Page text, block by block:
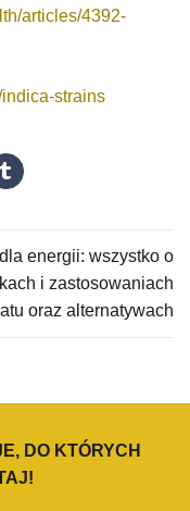
articles/4392-
strains
energii: wszystko o
i zastosowaniach
oraz alternatywach
DO KTÓRYCH
!